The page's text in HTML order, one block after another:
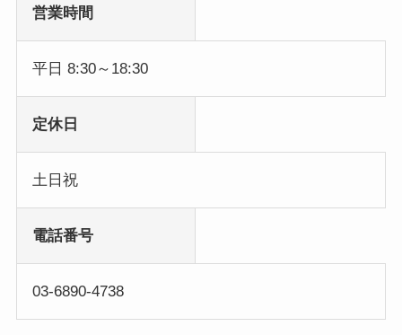
営業時間
平日 8:30～18:30
定休日
土日祝
電話番号
03-6890-4738